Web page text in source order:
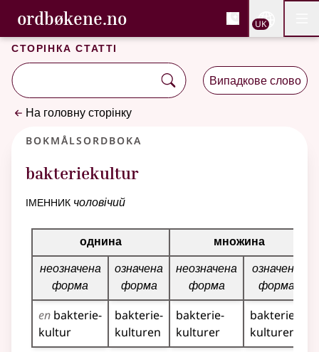
Перейти до основного вмісту
Доступність
ordbøkene.no, Cловник букмола та
Cловник букмола та Словник нюношка
UK
Сторінка статті
Випадкове слово
На головну сторінку
Bokmålsordboka
bakteriekultur
іменник чоловічий
Таблиця відмінювання для цього іменника
однина
множина
неозначена
форма
означена
форма
неозначена
форма
означена
форма
en bakterie­
kultur
bakterie­
kulturen
bakterie­
kulturer
bakterie­
kulturene